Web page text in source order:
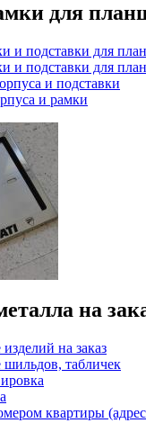
для
и подставки для
и подставки для
и подставки
и рамки
на
на заказ
шильдов, табличек
квартиры